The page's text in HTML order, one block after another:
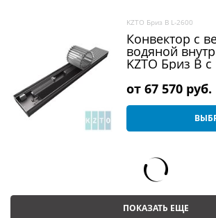
KZTO Бриз В L-2600
Конвектор с
водяной
KZTO Бриз В
от67 570 руб.
ПОКАЗАТЬ ЕЩЕ